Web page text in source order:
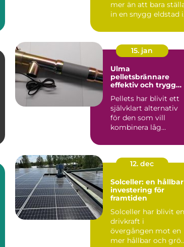
mer än att bara
in en snygg eldstad i
vä...
15. jan
Ulma
pelletsbrännare
effektiv och trygg
Pellets har blivit ett
självklart alternativ
för den som vill
kombinera låg
d med ...
12. dec
Solceller: en hållbar
investering för
framtiden
Solceller har blivit en
drivkraft i
övergången mot en
mer hållbar och